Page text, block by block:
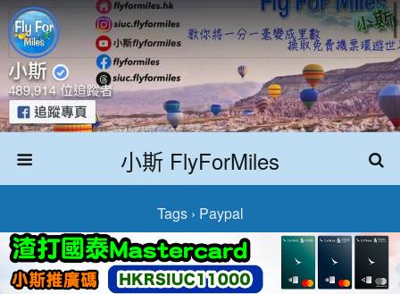
小斯 FlyForMiles
Tags › Paypal